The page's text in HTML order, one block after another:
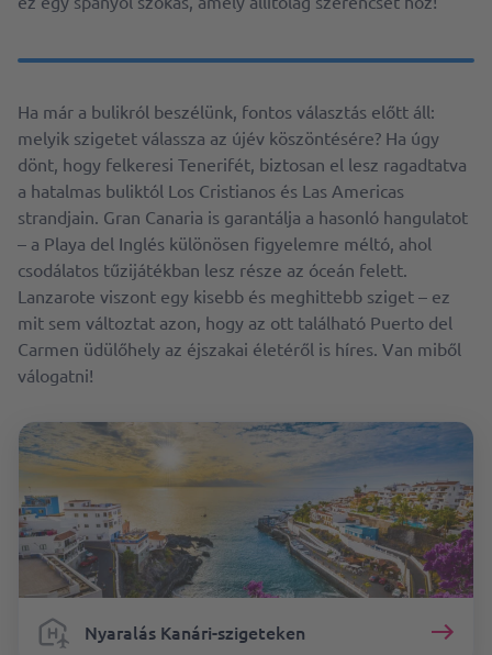
Ha már a bulikról beszélünk, fontos választás előtt áll:
melyik szigetet válassza az újév köszöntésére? Ha úgy
dönt, hogy felkeresi Tenerifét, biztosan el lesz ragadtatva
a hatalmas buliktól Los Cristianos és Las Americas
strandjain. Gran Canaria is garantálja a hasonló hangulatot
– a Playa del Inglés különösen figyelemre méltó, ahol
csodálatos tűzijátékban lesz része az óceán felett.
Lanzarote viszont egy kisebb és meghittebb sziget – ez
mit sem változtat azon, hogy az ott található Puerto del
Carmen üdülőhely az éjszakai életéről is híres. Van miből
válogatni!
Nyaralás Kanári-szigeteken